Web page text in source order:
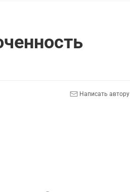
Написать автору